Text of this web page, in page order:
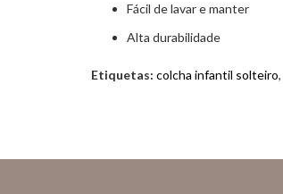
Fácil de lavar e manter
Alta durabilidade
Etiquetas: colcha infantil solteiro,